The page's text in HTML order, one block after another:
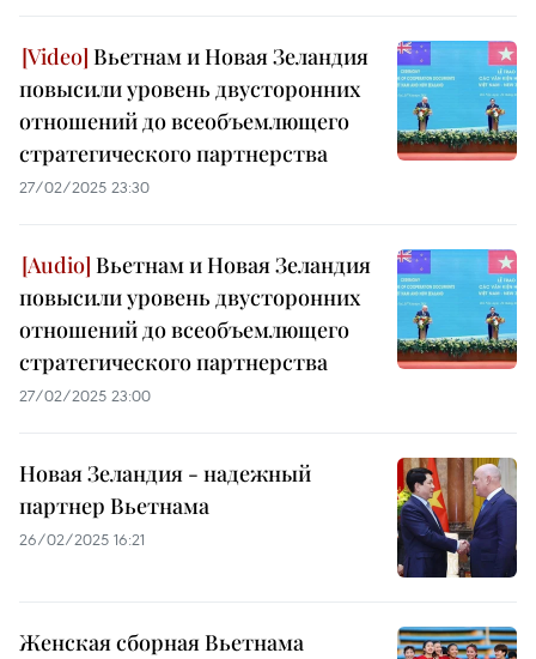
Вьетнам и Новая Зеландия
повысили уровень двусторонних
отношений до всеобъемлющего
стратегического партнерства
27/02/2025 23:30
Вьетнам и Новая Зеландия
повысили уровень двусторонних
отношений до всеобъемлющего
стратегического партнерства
27/02/2025 23:00
Новая Зеландия - надежный
партнер Вьетнама
26/02/2025 16:21
Женская сборная Вьетнама